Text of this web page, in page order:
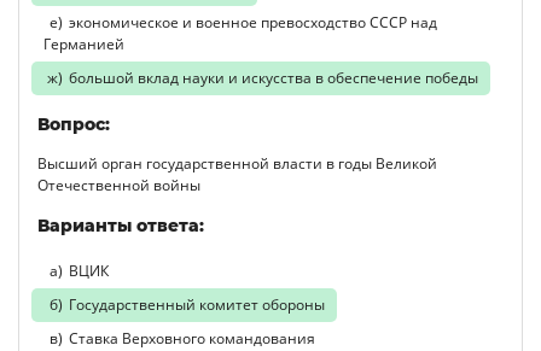
экономическое и военное превосходство СССР над
Германией
большой вклад науки и искусства в обеспечение победы
Вопрос:
Высший орган государственной власти в годы Великой
Отечественной войны
Варианты ответа:
ВЦИК
Государственный комитет обороны
Ставка Верховного командования